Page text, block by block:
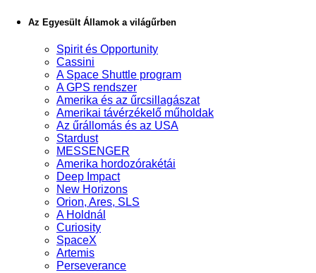
Az Egyesült Államok a világűrben
Spirit és Opportunity
Cassini
A Space Shuttle program
A GPS rendszer
Amerika és az űrcsillagászat
Amerikai távérzékelő műholdak
Az űrállomás és az USA
Stardust
MESSENGER
Amerika hordozórakétái
Deep Impact
New Horizons
Orion, Ares, SLS
A Holdnál
Curiosity
SpaceX
Artemis
Perseverance